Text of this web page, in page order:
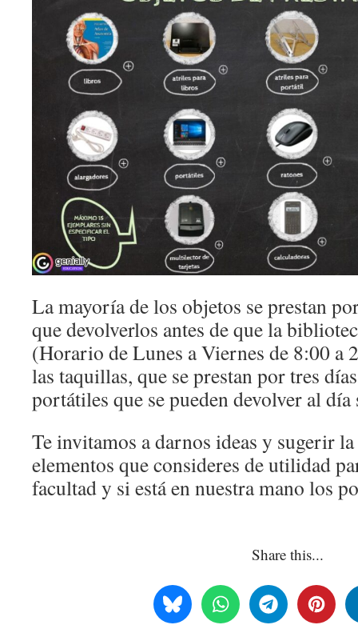
La mayoría de los objetos se prestan
que devolverlos antes de que la
(Horario de Lunes a Viernes de 8:00 a
las taquillas, que se prestan por tres
portátiles que se pueden devolver al
Te invitamos a darnos ideas y sugerir
elementos que consideres de utilidad
facultad y si está en nuestra mano los
Share this...